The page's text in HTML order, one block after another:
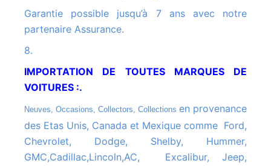
Garantie possible jusqu’à 7 ans avec notre
partenaire Assurance.
8.
IMPORTATION DE TOUTES MARQUES DE
VOITURES :.
Neuves, Occasions, Collectors, Collections en provenance
des Etas Unis, Canada et Mexique comme Ford,
Chevrolet, Dodge, Shelby, Hummer,
GMC,Cadillac,Lincoln,AC, Excalibur, Jeep,